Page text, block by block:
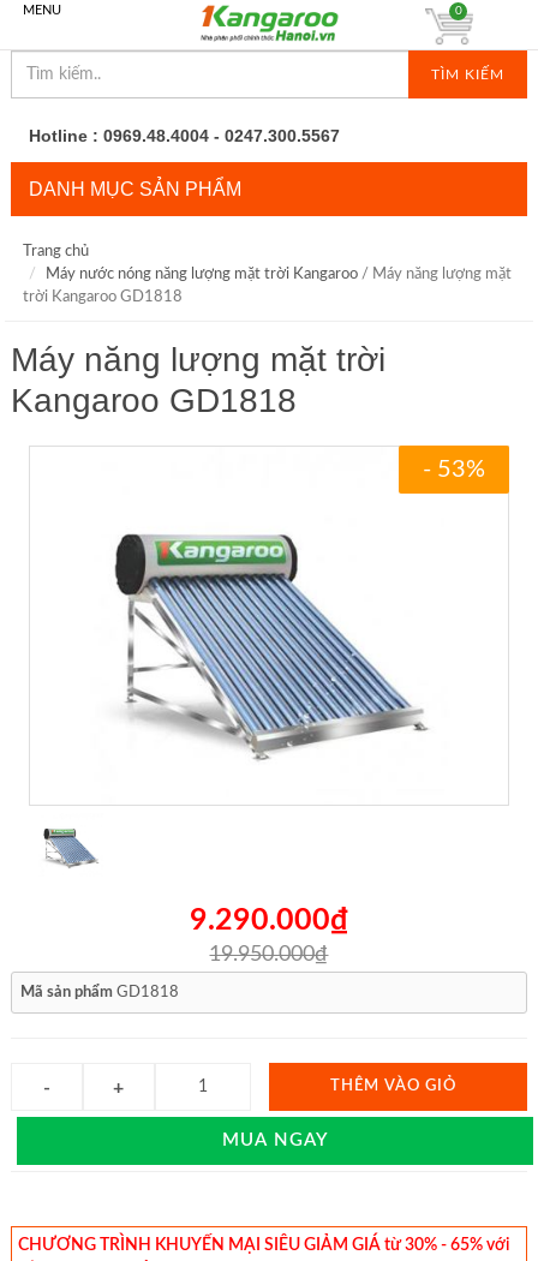
MENU
TÌM KIẾM
0
Hotline : 0969.48.4004 - 0247.300.5567
DANH MỤC SẢN PHẨM
Trang chủ
Máy nước nóng năng lượng mặt trời Kangaroo/ Máy năng lượng mặt
trời Kangaroo GD1818
Máy năng lượng mặt trời
Kangaroo GD1818
- 53%
9.290.000₫
19.950.000₫
Mã sản phẩm GD1818
THÊM VÀO GIỎ
MUA NGAY
CHƯƠNG TRÌNH KHUYẾN MẠI SIÊU GIẢM GIÁ từ 30% - 65% với